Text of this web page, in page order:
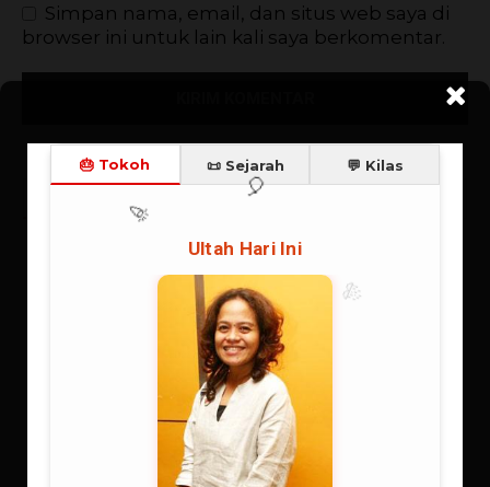
Simpan nama, email, dan situs web saya di
browser ini untuk lain kali saya berkomentar.
📜 Sejarah
🎉
🎈
🎊
Ultah Hari Ini